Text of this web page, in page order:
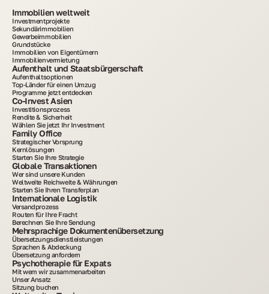
Immobilien weltweit
Investmentprojekte
Sekundärimmobilien
Gewerbeimmobilien
Grundstücke
Immobilien von Eigentümern
Immobilienvermietung
Aufenthalt und Staatsbürgerschaft
Aufenthaltsoptionen
Top-Länder für einen Umzug
Programme jetzt entdecken
Co-Invest Asien
Investitionsprozess
Rendite & Sicherheit
Wählen Sie jetzt Ihr Investment
Family Office
Strategischer Vorsprung
Kernlösungen
Starten Sie Ihre Strategie
Globale Transaktionen
Wer sind unsere Kunden
Weltweite Reichweite & Währungen
Starten Sie Ihren Transferplan
Internationale Logistik
Versandprozess
Routen für Ihre Fracht
Berechnen Sie Ihre Sendung
Mehrsprachige Dokumentenübersetzung
Übersetzungsdienstleistungen
Sprachen & Abdeckung
Übersetzung anfordern
Psychotherapie für Expats
Mit wem wir zusammenarbeiten
Unser Ansatz
Sitzung buchen